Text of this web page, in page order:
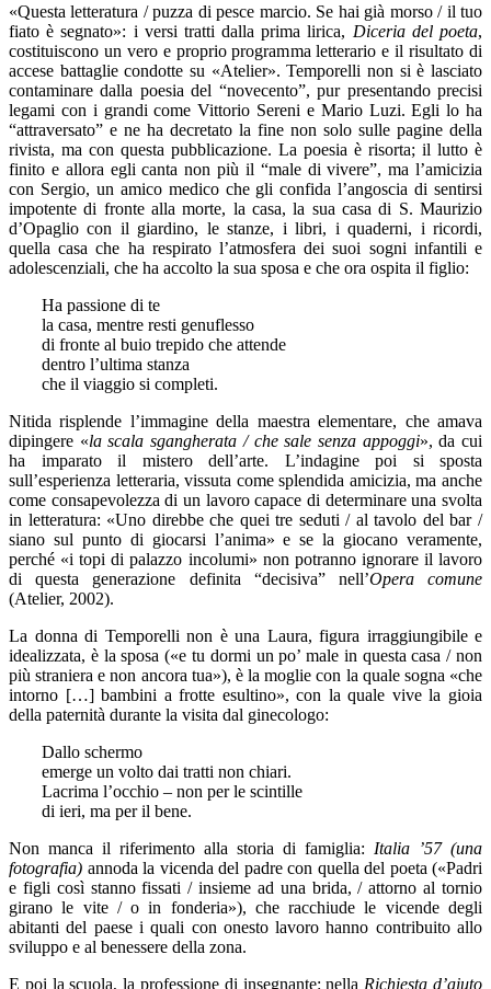
«Questa letteratura / puzza di pesce marcio. Se hai già morso / il tuo
fiato è segnato»: i versi tratti dalla prima lirica, Diceria del poeta,
costituiscono un vero e proprio programma letterario e il risultato di
accese battaglie condotte su «Atelier». Temporelli non si è lasciato
contaminare dalla poesia del “novecento”, pur presentando precisi
legami con i grandi come Vittorio Sereni e Mario Luzi. Egli lo ha
“attraversato” e ne ha decretato la fine non solo sulle pagine della
rivista, ma con questa pubblicazione. La poesia è risorta; il lutto è
finito e allora egli canta non più il “male di vivere”, ma l’amicizia
con Sergio, un amico medico che gli confida l’angoscia di sentirsi
impotente di fronte alla morte, la casa, la sua casa di S. Maurizio
d’Opaglio con il giardino, le stanze, i libri, i quaderni, i ricordi,
quella casa che ha respirato l’atmosfera dei suoi sogni infantili e
adolescenziali, che ha accolto la sua sposa e che ora ospita il figlio:
Ha passione di te
la casa, mentre resti genuflesso
di fronte al buio trepido che attende
dentro l’ultima stanza
che il viaggio si completi.
Nitida risplende l’immagine della maestra elementare, che amava
dipingere «la scala sgangherata / che sale senza appoggi», da cui
ha imparato il mistero dell’arte. L’indagine poi si sposta
sull’esperienza letteraria, vissuta come splendida amicizia, ma anche
come consapevolezza di un lavoro capace di determinare una svolta
in letteratura: «Uno direbbe che quei tre seduti / al tavolo del bar /
siano sul punto di giocarsi l’anima» e se la giocano veramente,
perché «i topi di palazzo incolumi» non potranno ignorare il lavoro
di questa generazione definita “decisiva” nell’Opera comune
(Atelier, 2002).
La donna di Temporelli non è una Laura, figura irraggiungibile e
idealizzata, è la sposa («e tu dormi un po’ male in questa casa / non
più straniera e non ancora tua»), è la moglie con la quale sogna «che
intorno […] bambini a frotte esultino», con la quale vive la gioia
della paternità durante la visita dal ginecologo:
Dallo schermo
emerge un volto dai tratti non chiari.
Lacrima l’occhio – non per le scintille
di ieri, ma per il bene.
Non manca il riferimento alla storia di famiglia: Italia ’57 (una
fotografia) annoda la vicenda del padre con quella del poeta («Padri
e figli così stanno fissati / insieme ad una brida, / attorno al tornio
girano le vite / o in fonderia»), che racchiude le vicende degli
abitanti del paese i quali con onesto lavoro hanno contribuito allo
sviluppo e al benessere della zona.
E poi la scuola, la professione di insegnante: nella Richiesta d’aiuto